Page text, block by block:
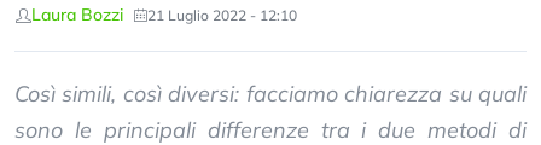
Laura Bozzi 21 Luglio 2022 - 12:10
Così simili, così diversi: facciamo chiarezza su quali
sono le principali differenze tra i due metodi di